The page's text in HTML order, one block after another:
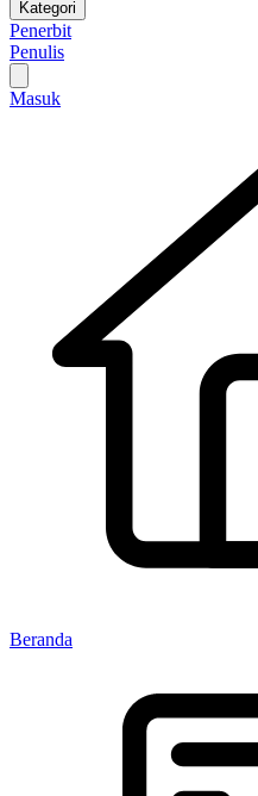
Kategori
Penerbit
Penulis
Masuk
Beranda